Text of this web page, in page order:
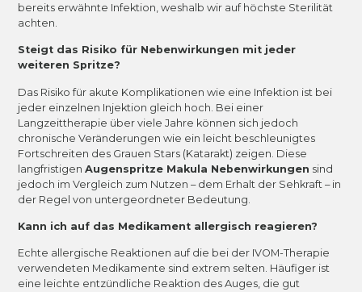
bereits erwähnte Infektion, weshalb wir auf höchste Sterilität
achten.
Steigt das Risiko für Nebenwirkungen mit jeder
weiteren Spritze?
Das Risiko für akute Komplikationen wie eine Infektion ist bei
jeder einzelnen Injektion gleich hoch. Bei einer
Langzeittherapie über viele Jahre können sich jedoch
chronische Veränderungen wie ein leicht beschleunigtes
Fortschreiten des Grauen Stars (Katarakt) zeigen. Diese
langfristigenAugenspritze Makula Nebenwirkungen sind
jedoch im Vergleich zum Nutzen – dem Erhalt der Sehkraft – in
der Regel von untergeordneter Bedeutung.
Kann ich auf das Medikament allergisch reagieren?
Echte allergische Reaktionen auf die bei der IVOM-Therapie
verwendeten Medikamente sind extrem selten. Häufiger ist
eine leichte entzündliche Reaktion des Auges, die gut